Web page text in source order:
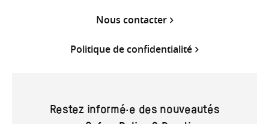
Nous contacter
Politique de confidentialité
Restez informé·e des nouveautés